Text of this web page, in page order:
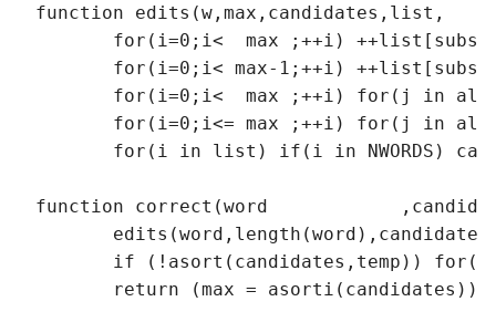
function edits(w,max,candidates,list,
for(i=0;i<  max ;++i)
for(i=0;i< max-1;++i)
for(i=0;i<  max ;++i) for(j in
for(i=0;i<= max ;++i) for(j in
for(i in list) if(i in NWORDS)
function correct(word
if (!asort(candidates,temp))
return (max = asorti(candidates))